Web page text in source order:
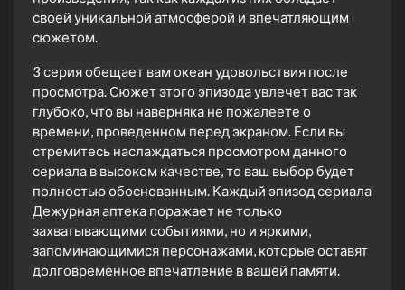
своей уникальной атмосферой и впечатляющим
сюжетом.
3 серия обещает вам океан удовольствия после
просмотра. Сюжет этого эпизода увлечет вас так
глубоко, что вы наверняка не пожалеете о
времени, проведенном перед экраном. Если вы
стремитесь наслаждаться просмотром данного
сериала в высоком качестве, то ваш выбор будет
полностью обоснованным. Каждый эпизод сериала
Дежурная аптека поражает не только
захватывающими событиями, но и яркими,
запоминающимися персонажами, которые оставят
долговременное впечатление в вашей памяти.